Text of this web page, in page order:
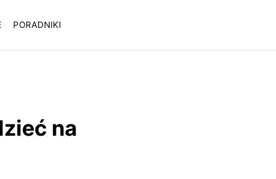
PORADNIKI
na